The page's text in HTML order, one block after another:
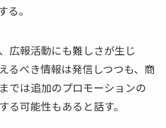
る。
広報活動にも難しさが生じ
るべき情報は発信しつつも、商
では追加のプロモーションの
る可能性もあると話す。